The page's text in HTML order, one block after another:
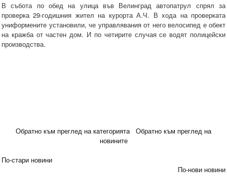
В събота по обед на улица във Велинград автопатрул спрял за
проверка 29-годишния жител на курорта А.Ч. В хода на проверката
униформените установили, че управлявания от него велосипед е обект
на кражба от частен дом. И по четирите случая се водят полицейски
производства.
Обратно към преглед на категорията
Обратно към преглед на
новините
По-стари новини
По-нови новини